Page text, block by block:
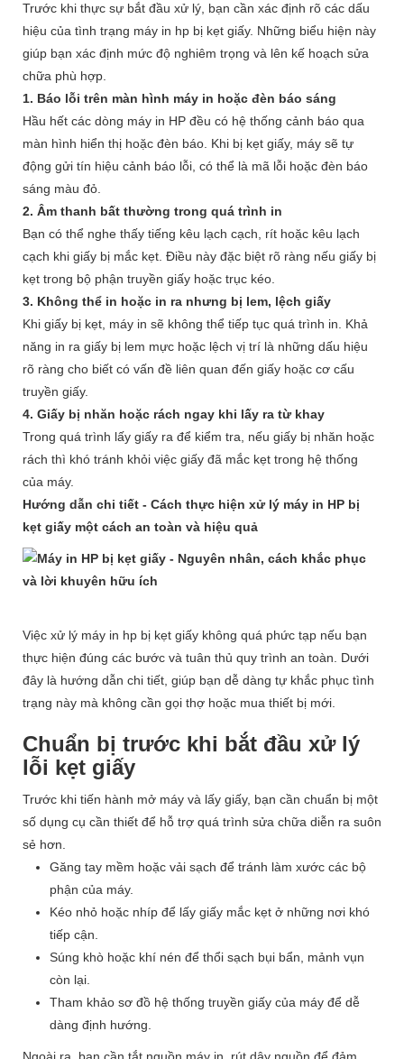
Trước khi thực sự bắt đầu xử lý, bạn cần xác định rõ các dấu
hiệu của tình trạng máy in hp bị kẹt giấy. Những biểu hiện này
giúp bạn xác định mức độ nghiêm trọng và lên kế hoạch sửa
chữa phù hợp.
1. Báo lỗi trên màn hình máy in hoặc đèn báo sáng
Hầu hết các dòng máy in HP đều có hệ thống cảnh báo qua
màn hình hiển thị hoặc đèn báo. Khi bị kẹt giấy, máy sẽ tự
động gửi tín hiệu cảnh báo lỗi, có thể là mã lỗi hoặc đèn báo
sáng màu đỏ.
2. Âm thanh bất thường trong quá trình in
Bạn có thể nghe thấy tiếng kêu lạch cạch, rít hoặc kêu lạch
cạch khi giấy bị mắc kẹt. Điều này đặc biệt rõ ràng nếu giấy bị
kẹt trong bộ phận truyền giấy hoặc trục kéo.
3. Không thể in hoặc in ra nhưng bị lem, lệch giấy
Khi giấy bị kẹt, máy in sẽ không thể tiếp tục quá trình in. Khả
năng in ra giấy bị lem mực hoặc lệch vị trí là những dấu hiệu
rõ ràng cho biết có vấn đề liên quan đến giấy hoặc cơ cấu
truyền giấy.
4. Giấy bị nhăn hoặc rách ngay khi lấy ra từ khay
Trong quá trình lấy giấy ra để kiểm tra, nếu giấy bị nhăn hoặc
rách thì khó tránh khỏi việc giấy đã mắc kẹt trong hệ thống
của máy.
Hướng dẫn chi tiết - Cách thực hiện xử lý máy in HP bị
kẹt giấy một cách an toàn và hiệu quả
Việc xử lý máy in hp bị kẹt giấy không quá phức tạp nếu bạn
thực hiện đúng các bước và tuân thủ quy trình an toàn. Dưới
đây là hướng dẫn chi tiết, giúp bạn dễ dàng tự khắc phục tình
trạng này mà không cần gọi thợ hoặc mua thiết bị mới.
Chuẩn bị trước khi bắt đầu xử lý
lỗi kẹt giấy
Trước khi tiến hành mở máy và lấy giấy, bạn cần chuẩn bị một
số dụng cụ cần thiết để hỗ trợ quá trình sửa chữa diễn ra suôn
sẻ hơn.
Găng tay mềm hoặc vải sạch để tránh làm xước các bộ
phận của máy.
Kéo nhỏ hoặc nhíp để lấy giấy mắc kẹt ở những nơi khó
tiếp cận.
Súng khò hoặc khí nén để thổi sạch bụi bẩn, mảnh vụn
còn lại.
Tham khảo sơ đồ hệ thống truyền giấy của máy để dễ
dàng định hướng.